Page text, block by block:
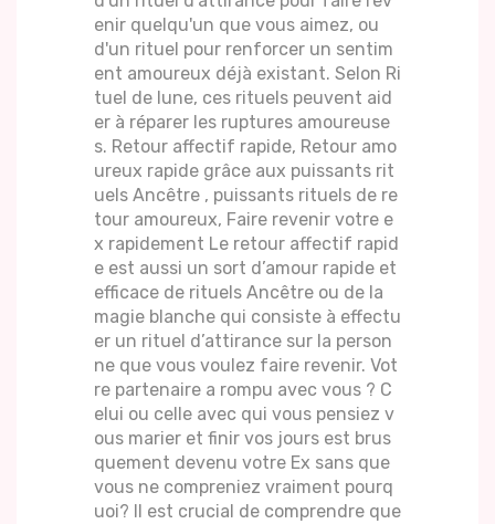
enir quelqu'un que vous aimez, ou
d'un rituel pour renforcer un sentim
ent amoureux déjà existant. Selon Ri
tuel de lune, ces rituels peuvent aid
er à réparer les ruptures amoureuse
s. Retour affectif rapide, Retour amo
ureux rapide grâce aux puissants rit
uels Ancêtre , puissants rituels de re
tour amoureux, Faire revenir votre e
x rapidement Le retour affectif rapid
e est aussi un sort d’amour rapide et
efficace de rituels Ancêtre ou de la
magie blanche qui consiste à effectu
er un rituel d’attirance sur la person
ne que vous voulez faire revenir. Vot
re partenaire a rompu avec vous ? C
elui ou celle avec qui vous pensiez v
ous marier et finir vos jours est brus
quement devenu votre Ex sans que
vous ne compreniez vraiment pourq
uoi? Il est crucial de comprendre que